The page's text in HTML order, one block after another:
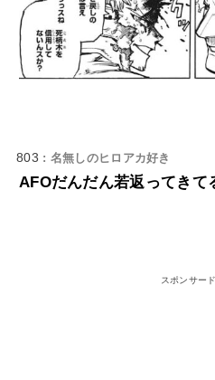
803 : 名無しのヒロアカ好き
AFOだんだん若返ってきて
スポンサー